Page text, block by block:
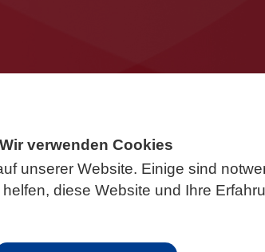
Wir verwenden Cookies
unserer Website. Einige sind
diese Website und Ihre
NEWS AUS SACHSEN